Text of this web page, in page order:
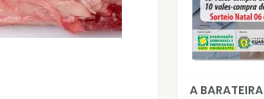
A BARATEIRA